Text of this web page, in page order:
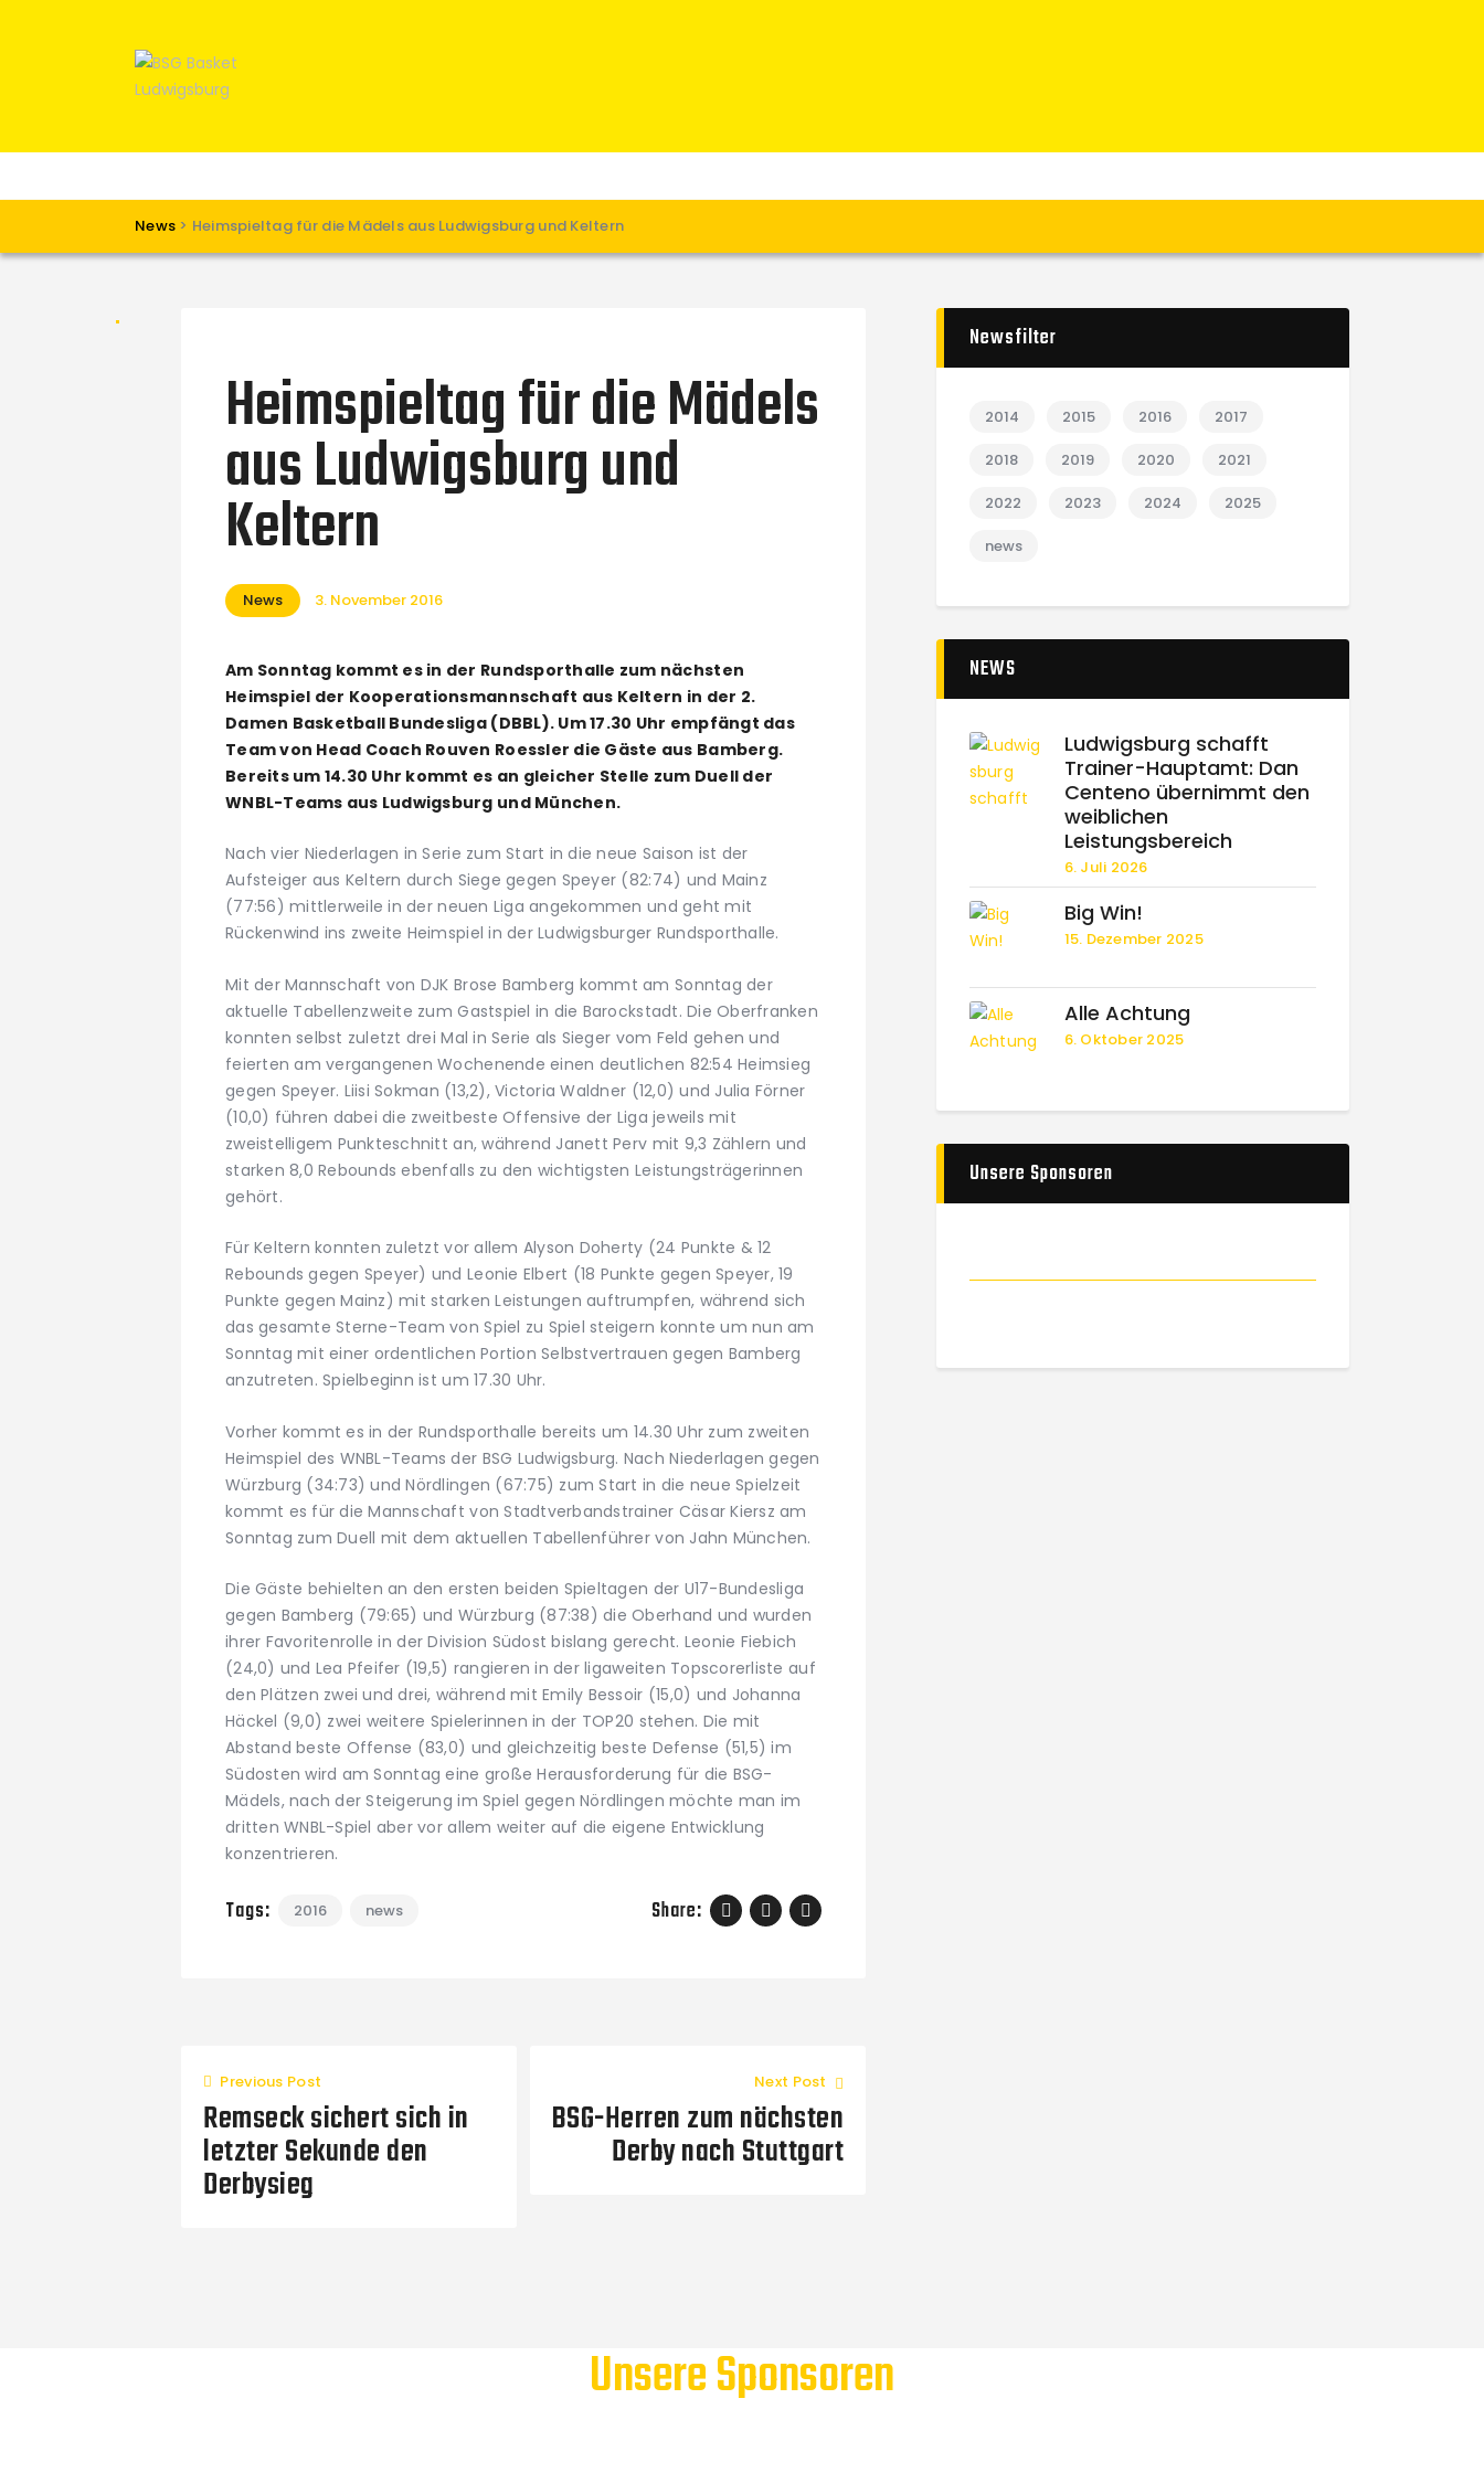
News > Heimspieltag für die Mädels aus Ludwigsburg und Keltern
Spielbetrieb
Unterstützen
Heimspieltag für die Mädels
aus Ludwigsburg und
Keltern
News 3. November 2016
Am Sonntag kommt es in der Rundsporthalle zum nächsten
Heimspiel der Kooperationsmannschaft aus Keltern in der 2.
Damen Basketball Bundesliga (DBBL). Um 17.30 Uhr empfängt das
Team von Head Coach Rouven Roessler die Gäste aus Bamberg.
Bereits um 14.30 Uhr kommt es an gleicher Stelle zum Duell der
WNBL-Teams aus Ludwigsburg und München.
Nach vier Niederlagen in Serie zum Start in die neue Saison ist der
Aufsteiger aus Keltern durch Siege gegen Speyer (82:74) und Mainz
(77:56) mittlerweile in der neuen Liga angekommen und geht mit
Rückenwind ins zweite Heimspiel in der Ludwigsburger Rundsporthalle.
Mit der Mannschaft von DJK Brose Bamberg kommt am Sonntag der
aktuelle Tabellenzweite zum Gastspiel in die Barockstadt. Die Oberfranken
konnten selbst zuletzt drei Mal in Serie als Sieger vom Feld gehen und
feierten am vergangenen Wochenende einen deutlichen 82:54 Heimsieg
gegen Speyer. Liisi Sokman (13,2), Victoria Waldner (12,0) und Julia Förner
(10,0) führen dabei die zweitbeste Offensive der Liga jeweils mit
zweistelligem Punkteschnitt an, während Janett Perv mit 9,3 Zählern und
starken 8,0 Rebounds ebenfalls zu den wichtigsten Leistungsträgerinnen
gehört.
Für Keltern konnten zuletzt vor allem Alyson Doherty (24 Punkte & 12
Rebounds gegen Speyer) und Leonie Elbert (18 Punkte gegen Speyer, 19
Punkte gegen Mainz) mit starken Leistungen auftrumpfen, während sich
das gesamte Sterne-Team von Spiel zu Spiel steigern konnte um nun am
Sonntag mit einer ordentlichen Portion Selbstvertrauen gegen Bamberg
anzutreten. Spielbeginn ist um 17.30 Uhr.
Vorher kommt es in der Rundsporthalle bereits um 14.30 Uhr zum zweiten
Heimspiel des WNBL-Teams der BSG Ludwigsburg. Nach Niederlagen gegen
Würzburg (34:73) und Nördlingen (67:75) zum Start in die neue Spielzeit
kommt es für die Mannschaft von Stadtverbandstrainer Cäsar Kiersz am
Sonntag zum Duell mit dem aktuellen Tabellenführer von Jahn München.
Die Gäste behielten an den ersten beiden Spieltagen der U17-Bundesliga
gegen Bamberg (79:65) und Würzburg (87:38) die Oberhand und wurden
ihrer Favoritenrolle in der Division Südost bislang gerecht. Leonie Fiebich
(24,0) und Lea Pfeifer (19,5) rangieren in der ligaweiten Topscorerliste auf
den Plätzen zwei und drei, während mit Emily Bessoir (15,0) und Johanna
Häckel (9,0) zwei weitere Spielerinnen in der TOP20 stehen. Die mit
Abstand beste Offense (83,0) und gleichzeitig beste Defense (51,5) im
Südosten wird am Sonntag eine große Herausforderung für die BSG-
Mädels, nach der Steigerung im Spiel gegen Nördlingen möchte man im
dritten WNBL-Spiel aber vor allem weiter auf die eigene Entwicklung
konzentrieren.
Tags: 2016 news Share:
Previous Post
Remseck sichert sich in
letzter Sekunde den
Derbysieg
Next Post
BSG-Herren zum nächsten
Derby nach Stuttgart
Newsfilter
2014 2015 2016 2017
2018 2019 2020 2021
2022 2023 2024 2025
news
NEWS
Ludwigsburg schafft
Trainer-Hauptamt: Dan
Centeno übernimmt den
weiblichen
Leistungsbereich
6. Juli 2026
Big Win!
15. Dezember 2025
Alle Achtung
6. Oktober 2025
Unsere Sponsoren
Unsere Sponsoren